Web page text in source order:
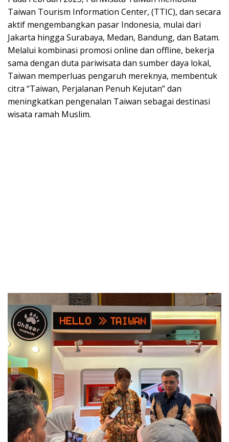
Taiwan Tourism Information Center, (TTIC), dan secara
aktif mengembangkan pasar Indonesia, mulai dari
Jakarta hingga Surabaya, Medan, Bandung, dan Batam.
Melalui kombinasi promosi online dan offline, bekerja
sama dengan duta pariwisata dan sumber daya lokal,
Taiwan memperluas pengaruh mereknya, membentuk
citra “Taiwan, Perjalanan Penuh Kejutan” dan
meningkatkan pengenalan Taiwan sebagai destinasi
wisata ramah Muslim.